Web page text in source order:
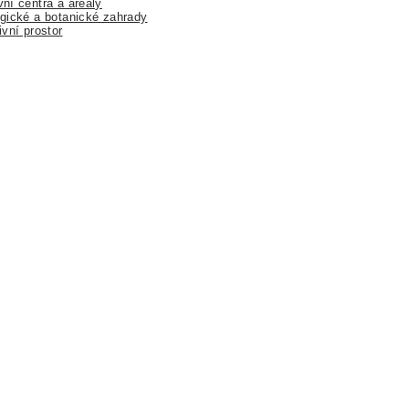
centra a areály
a botanické zahrady
prostor